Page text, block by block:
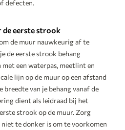
defecten.
eerste strook
de muur nauwkeurig af te
de eerste strook behang
met een waterpas, meetlint en
lijn op de muur op een afstand
breedte van je behang vanaf de
dient als leidraad bij het
strook op de muur. Zorg
te donker is om te voorkomen